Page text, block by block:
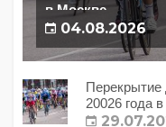
в Москве
04.08.2026
Перекрытие
20026 года